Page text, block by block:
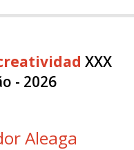
XXX
- 2026
Aleaga